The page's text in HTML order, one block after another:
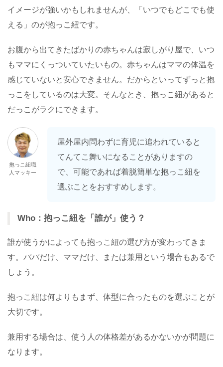
イメージが強いかもしれませんが、「いつでもどこでも使
える」のが抱っこ紐です。
お腹から出てきたばかりの赤ちゃんは寂しがり屋で、いつ
もママにくっついていたいもの。赤ちゃんはママの体温を
感じていないと安心できません。だからといってずっと抱
っこをしているのは大変。そんなとき、抱っこ紐があると
だっこがラクにできます。
抱っこ紐職
人マッキー
屋外屋内問わずに育児に追われていると
てんてこ舞いになることがありますの
で、可能であれば着脱簡単な抱っこ紐を
選ぶことをおすすめします。
Who：抱っこ紐を「誰が」使う？
誰が使うかによっても抱っこ紐の選び方が変わってきま
す。パパだけ、ママだけ、または兼用という場合もあるで
しょう。
抱っこ紐は何よりもまず、体型に合ったものを選ぶことが
大切です。
兼用する場合は、使う人の体格差があるかないかが問題に
なります。